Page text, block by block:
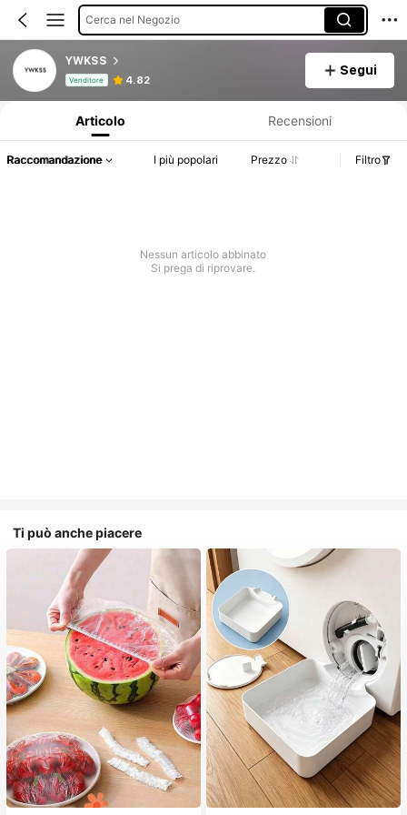
Cerca nel Negozio
YWKSS
Venditore 4.82
Segui
Articolo Recensioni
Raccomandazione I più popolari Prezzo Filtro
Nessun articolo abbinato
Si prega di riprovare.
Ti può anche piacere